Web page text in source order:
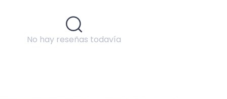
No hay reseñas todavía